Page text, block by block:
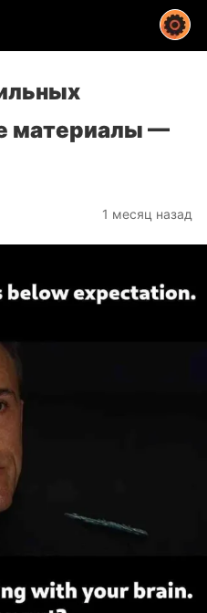
материалы —
1 месяц назад